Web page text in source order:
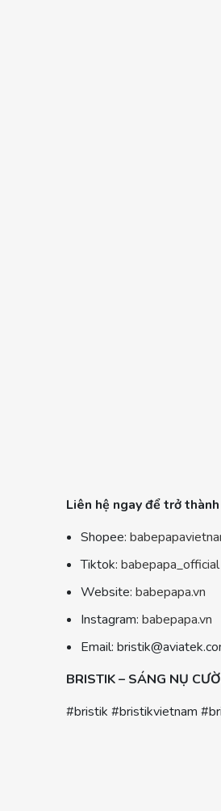
Liên hệ ngay để trở
Shopee:
Tiktok: babepapa_official
Website: babepapa.vn
Instagram: babepapa.vn
Email:
BRISTIK – SÁNG NỤ
#bristik #bristikvietnam